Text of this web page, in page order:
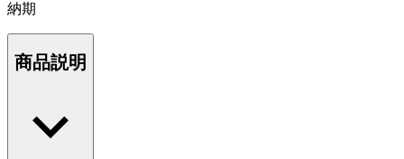
納期
商品説明